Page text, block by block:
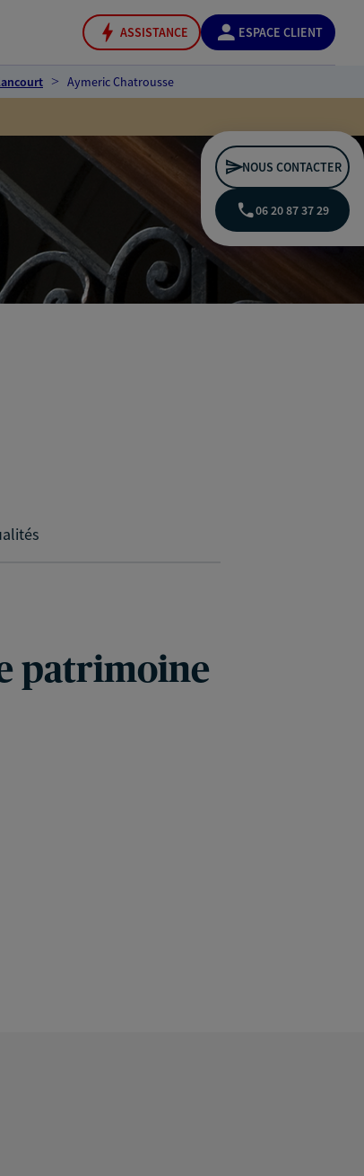
ASSISTANCE ESPACE CLIENT
Aymeric Chatrousse
NOUS CONTACTER
06 20 87 37 29
patrimoine